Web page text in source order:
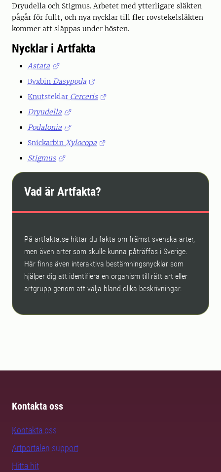
Dryudella och Stigmus. Arbetet med ytterligare släkten
pågår för fullt, och nya nycklar till fler rovstekelsläkten
kommer att släppas under hösten.
Nycklar i Artfakta
Astata
Byxbin Dasypoda
Knutsteklar Cerceris
Dryudella
Podalonia
Snickarbin Xylocopa
Stigmus
Vad är Artfakta?
På artfakta.se hittar du fakta om främst svenska arter,
men även arter som skulle kunna påträffas i Sverige.
Här finns även interaktiva bestämningsnycklar som
hjälper dig att identifiera en organism till rätt art eller
artgrupp genom att välja bland olika beskrivningar.
Kontakta oss
Kontakta oss
Artportalen support
Hitta hit